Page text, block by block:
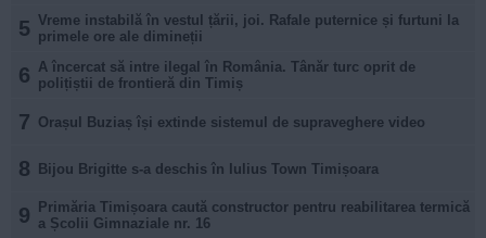
5 Vreme instabilă în vestul țării, joi. Rafale puternice și furtuni la
primele ore ale dimineții
6 A încercat să intre ilegal în România. Tânăr turc oprit de
polițiștii de frontieră din Timiș
7 Orașul Buziaș își extinde sistemul de supraveghere video
8 Bijou Brigitte s-a deschis în Iulius Town Timișoara
9
Primăria Timișoara caută constructor pentru reabilitarea termică
a Școlii Gimnaziale nr. 16